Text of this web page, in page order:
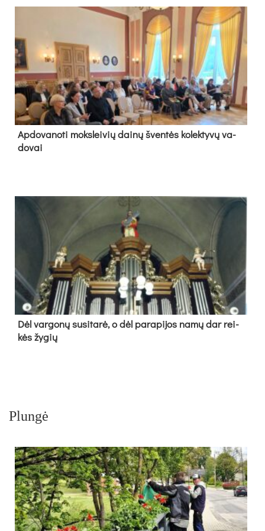
Ap­do­va­no­ti moks­lei­vių dai­nų šven­tės ko­lek­ty­vų va­
do­vai
Dėl var­go­nų su­si­ta­rė, o dėl pa­ra­pi­jos na­mų dar rei­
kės žy­gių
Plungė